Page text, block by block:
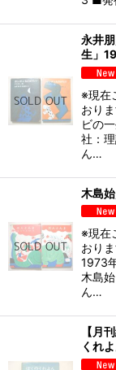
永井
生」
※現在
おり
ビの
社：
ん…
木島
※現在
おり
1973
木島
ん…
【月
くれ